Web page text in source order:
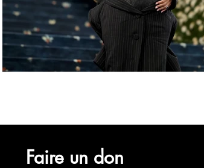
économie mondiales Enquête vidéos
Faire un don